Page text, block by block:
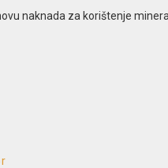
naknada za korištenje